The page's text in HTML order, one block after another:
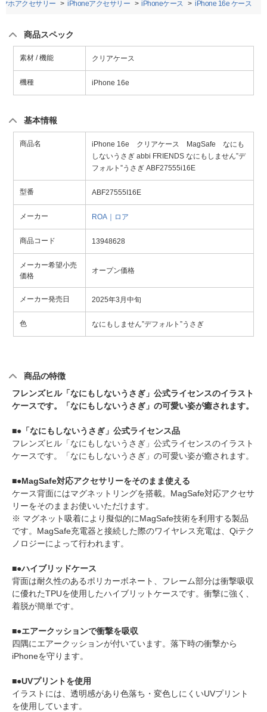
ホアクセサリー iPhoneアクセサリー iPhoneケース iPhone 16e ケース
商品スペック
素材 / 機能 クリアケース
機種 iPhone 16e
基本情報
商品名
iPhone 16e クリアケース MagSafe なにも
しないうさぎ abbi FRIENDS なにもしません”デ
フォルト”うさぎ ABF27555i16E
型番 ABF27555I16E
メーカー ROA｜ロア
商品コード 13948628
メーカー希望小売
価格
オープン価格
メーカー発売日 2025年3月中旬
色 なにもしません”デフォルト”うさぎ
商品の特徴
フレンズヒル「なにもしないうさぎ」公式ライセンスのイラスト
ケースです。「なにもしないうさぎ」の可愛い姿が癒されます。
■●「なにもしないうさぎ」公式ライセンス品
フレンズヒル「なにもしないうさぎ」公式ライセンスのイラスト
ケースです。「なにもしないうさぎ」の可愛い姿が癒されます。
■●MagSafe対応アクセサリーをそのまま使える
ケース背面にはマグネットリングを搭載。MagSafe対応アクセサ
リーをそのままお使いいただけます。
※ マグネット吸着により擬似的にMagSafe技術を利用する製品
です。MagSafe充電器と接続した際のワイヤレス充電は、Qiテク
ノロジーによって行われます。
■●ハイブリッドケース
背面は耐久性のあるポリカーボネート、フレーム部分は衝撃吸収
に優れたTPUを使用したハイブリットケースです。衝撃に強く、
着脱が簡単です。
■●エアークッションで衝撃を吸収
四隅にエアークッションが付いています。落下時の衝撃から
iPhoneを守ります。
■●UVプリントを使用
イラストには、透明感があり色落ち・変色しにくいUVプリント
を使用しています。